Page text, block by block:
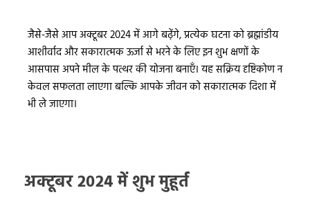
जैसे-जैसे आप अक्टूबर 2024 में आगे बढ़ेंगे, प्रत्येक घटना को ब्रह्मांडीय
आशीर्वाद और सकारात्मक ऊर्जा से भरने के लिए इन शुभ क्षणों के
आसपास अपने मील के पत्थर की योजना बनाएँ। यह सक्रिय दृष्टिकोण न
केवल सफलता लाएगा बल्कि आपके जीवन को सकारात्मक दिशा में
भी ले जाएगा।
अक्टूबर 2024 में शुभ मुहूर्त